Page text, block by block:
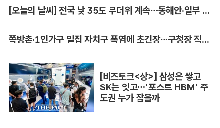
[오늘의 날씨] 전국 낮 35도 무더위 계속…동해안·일부 지역 비
쪽방촌·1인가구 밀집 자치구 폭염에 초긴장…구청장 직접 챙긴다
[비즈토크<상>] 삼성은 쌓고
SK는 잇고…'포스트 HBM' 주
도권 누가 잡을까